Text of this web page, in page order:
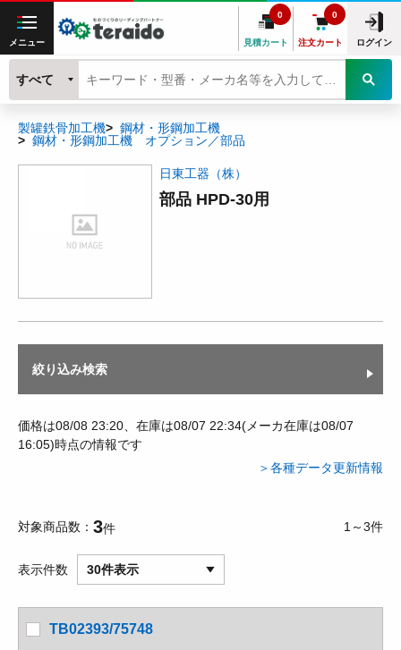
メニュー 見積カート
0
注文カート
0
ログイン
すべて
製罐鉄骨加工機
鋼材・形鋼加工機
鋼材・形鋼加工機 オプション／部品
日東工器（株）
部品 HPD-30用
絞り込み検索
価格は08/08 23:20、在庫は08/07 22:34(メーカ在庫は08/07
16:05)時点の情報です
＞各種データ更新情報
対象商品数 3件 1～3件
表示件数 30件表示
TB02393/75748